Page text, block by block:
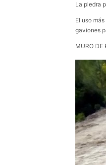
La piedra
El uso
gaviones
MURO DE